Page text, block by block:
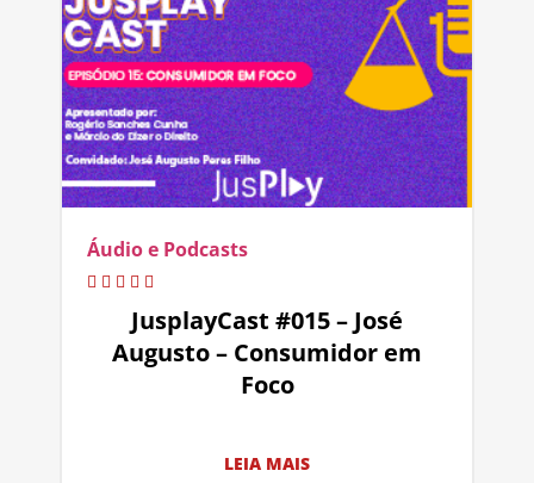
Áudio e Podcasts
JusplayCast #015 – José
Augusto – Consumidor em
Foco
LEIA MAIS